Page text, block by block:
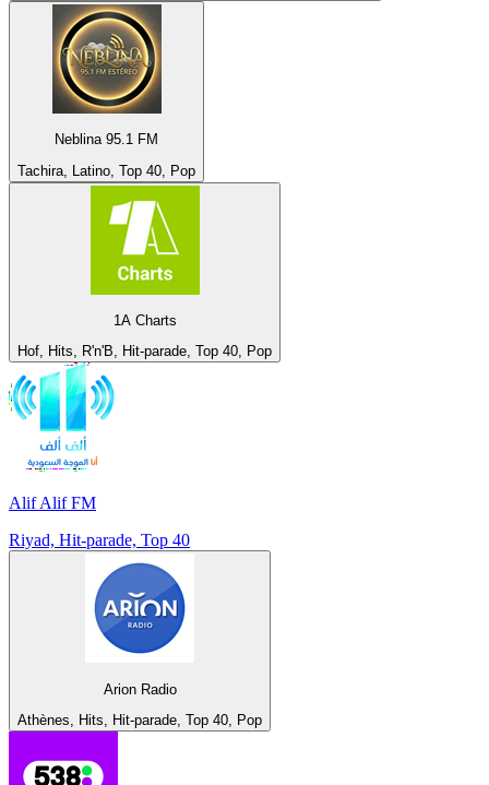
Neblina 95.1 FM
Tachira, Latino, Top 40, Pop
1A Charts
Hof, Hits, R'n'B, Hit-parade, Top 40, Pop
Alif Alif FM
Riyad, Hit-parade, Top 40
Arion Radio
Athènes, Hits, Hit-parade, Top 40, Pop